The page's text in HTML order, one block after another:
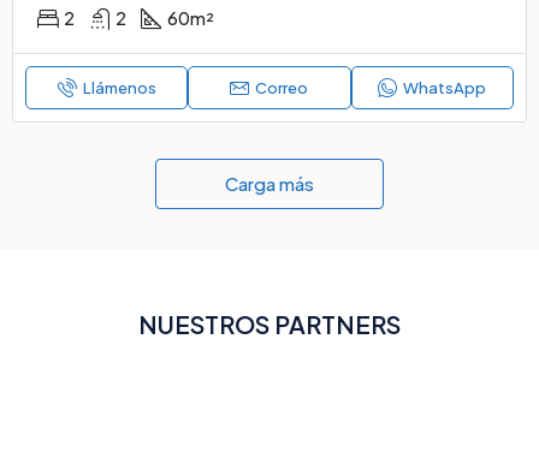
2 2 60m²
Llámenos Correo WhatsApp
Carga más
NUESTROS PARTNERS